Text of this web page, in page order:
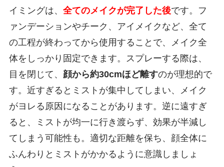
イミングは、 全てのメイクが完了した後です。フ
ァンデーションやチーク、アイメイクなど、全て
の工程が終わってから使用することで、メイク全
体をしっかり固定できます。スプレーする際は、
目を閉じて、 顔から約30cmほど離すのが理想的で
す。近すぎるとミストが集中してしまい、メイク
がヨレる原因になることがあります。逆に遠すぎ
ると、ミストが均一に行き渡らず、効果が半減し
てしまう可能性も。適切な距離を保ち、顔全体に
ふんわりとミストがかかるように意識しましょ